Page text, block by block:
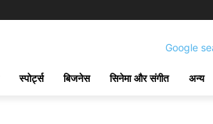
स्पोर्ट्स बिजनेस सिनेमा और संगीत अन्य